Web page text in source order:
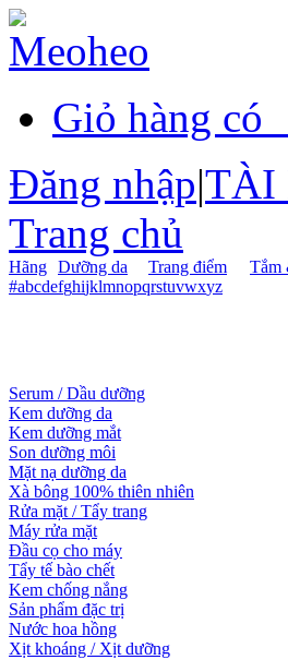
Giỏ hàng có
Đăng nhập|TÀI
Trang chủ
Hãng Dưỡng da Trang điểm Tắm
#abcdefghijklmnopqrstuvwxyz
Serum / Dầu dưỡng
Kem dưỡng da
Kem dưỡng mắt
Son dưỡng môi
Mặt nạ dưỡng da
Xà bông 100% thiên nhiên
Rửa mặt / Tẩy trang
Máy rửa mặt
Đầu cọ cho máy
Tẩy tế bào chết
Kem chống nắng
Sản phẩm đặc trị
Nước hoa hồng
Xịt khoáng / Xịt dưỡng